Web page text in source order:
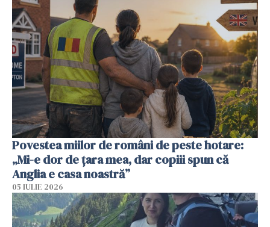
Povestea miilor de români de peste hotare:
„Mi-e dor de țara mea, dar copiii spun că
Anglia e casa noastră”
05 IULIE 2026